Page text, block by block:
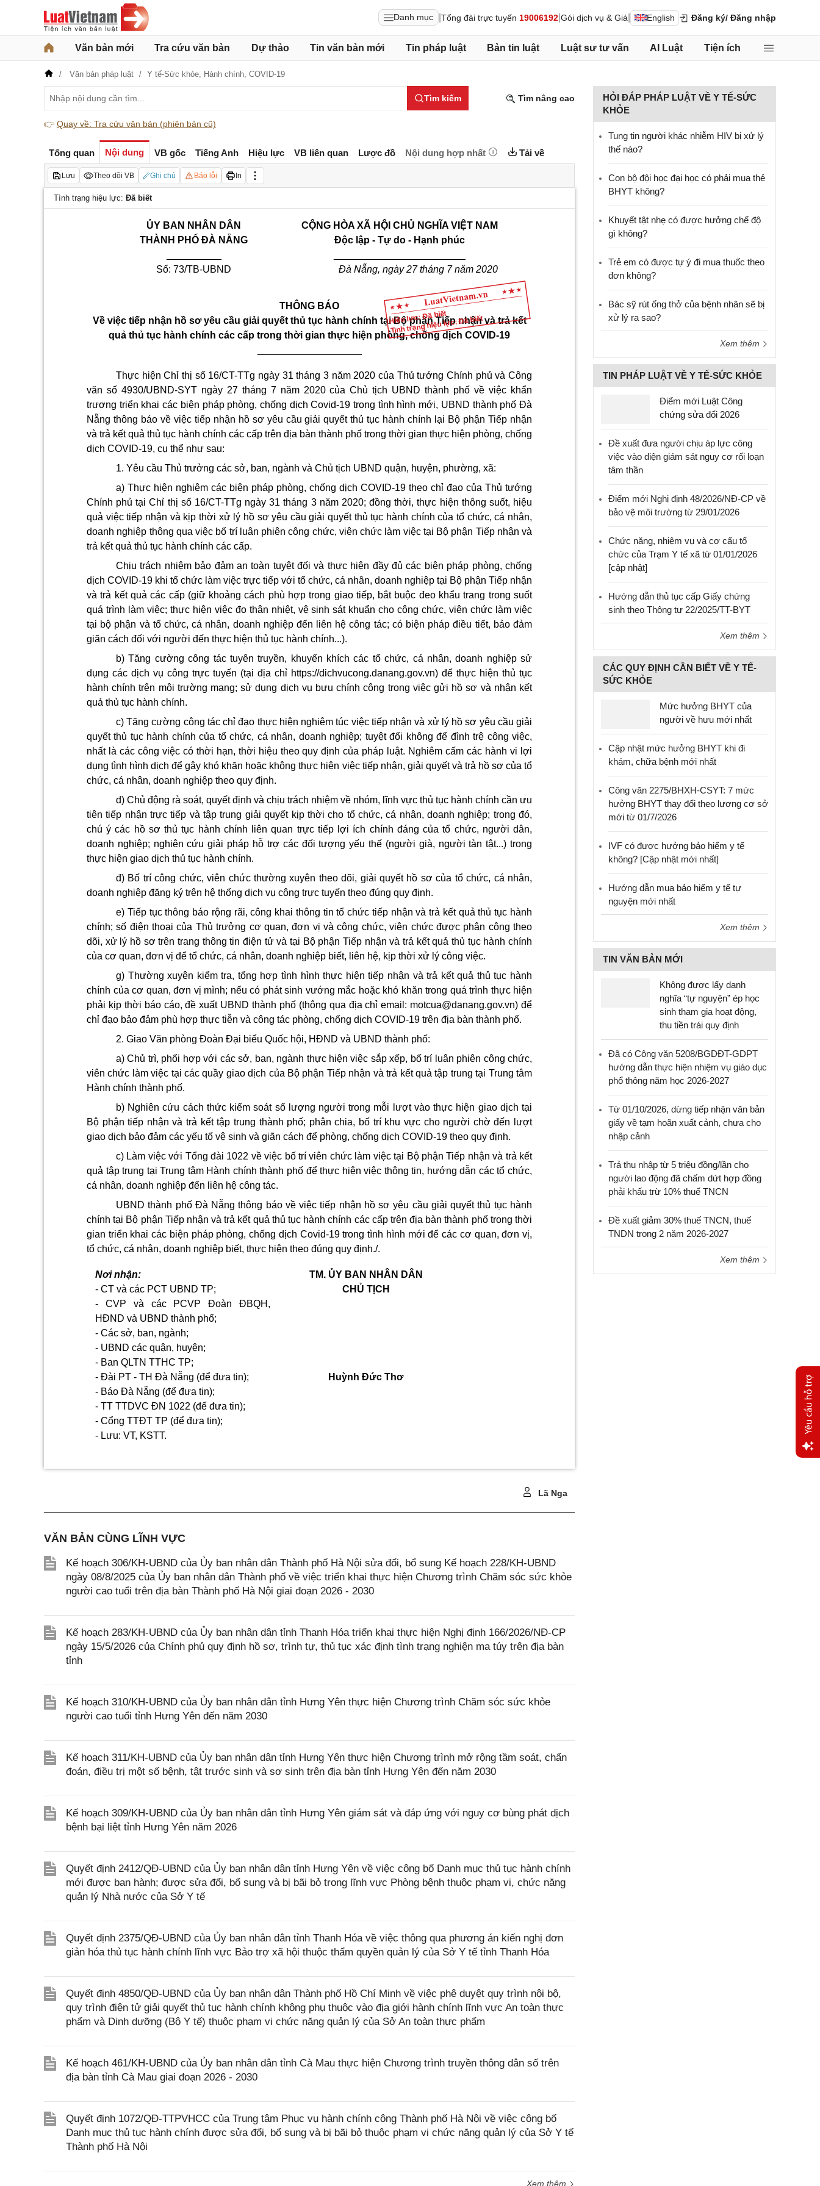
Danh mục Tổng đài trực tuyến 19006192 Gói dịch vụ & Giá English Đăng ký/ Đăng nhập
Văn bản mới Tra cứu văn bản Dự thảo Tin văn bản mới Tin pháp luật Bản tin luật Luật sư tư vấn AI Luật Tiện ích
Văn bản pháp luật Y tế-Sức khỏe, Hành chính, COVID-19
Tìm kiếm Tìm nâng cao
👉 Quay về: Tra cứu văn bản (phiên bản cũ)
Tổng quan Nội dung VB gốc Tiếng Anh Hiệu lực VB liên quan Lược đồ Nội dung hợp nhất Tải về
Lưu Theo dõi VB Ghi chú Báo lỗi In
Tình trạng hiệu lực: Đã biết
Hiệu lực: Đã biết
Tình trạng hiệu lực: Đã biết
ỦY BAN NHÂN DÂN
THÀNH PHỐ ĐÀ NẴNG
Số: 73/TB-UBND
CỘNG HÒA XÃ HỘI CHỦ NGHĨA VIỆT NAM
Độc lập - Tự do - Hạnh phúc
Đà Nẵng, ngày 27 tháng 7 năm 2020
THÔNG BÁO
Về việc tiếp nhận hồ sơ yêu cầu giải quyết thủ tục hành chính tại Bộ phận Tiếp nhận và trả kết
quả thủ tục hành chính các cấp trong thời gian thực hiện phòng, chống dịch COVID-19
Thực hiện Chỉ thị số 16/CT-TTg ngày 31 tháng 3 năm 2020 của Thủ tướng Chính phủ và Công
văn số 4930/UBND-SYT ngày 27 tháng 7 năm 2020 của Chủ tịch UBND thành phố về việc khẩn
trương triển khai các biện pháp phòng, chống dịch Covid-19 trong tình hình mới, UBND thành phố Đà
Nẵng thông báo về việc tiếp nhận hồ sơ yêu cầu giải quyết thủ tục hành chính lại Bộ phận Tiếp nhận
và trả kết quả thủ tục hành chính các cấp trên địa bàn thành phố trong thời gian thực hiện phòng, chống
dịch COVID-19, cụ thể như sau:
1. Yêu cầu Thủ trưởng các sở, ban, ngành và Chủ tịch UBND quận, huyện, phường, xã:
a) Thực hiện nghiêm các biện pháp phòng, chống dịch COVID-19 theo chỉ đạo của Thủ tướng
Chính phủ tại Chỉ thị số 16/CT-TTg ngày 31 tháng 3 năm 2020; đồng thời, thực hiện thông suốt, hiệu
quả việc tiếp nhận và kịp thời xử lý hồ sơ yêu cầu giải quyết thủ tục hành chính của tổ chức, cá nhân,
doanh nghiệp thông qua việc bố trí luân phiên công chức, viên chức làm việc tại Bộ phận Tiếp nhận và
trả kết quả thủ tục hành chính các cấp.
Chịu trách nhiệm bảo đảm an toàn tuyệt đối và thực hiện đầy đủ các biện pháp phòng, chống
dịch COVID-19 khi tổ chức làm việc trực tiếp với tổ chức, cá nhân, doanh nghiệp tại Bộ phận Tiếp nhận
và trả kết quả các cấp (giữ khoảng cách phù hợp trong giao tiếp, bắt buộc đeo khẩu trang trong suốt
quá trình làm việc; thực hiện việc đo thân nhiệt, vệ sinh sát khuẩn cho công chức, viên chức làm việc
tại bộ phận và tổ chức, cá nhân, doanh nghiệp đến liên hệ công tác; có biện pháp điều tiết, bảo đảm
giãn cách đối với người đến thực hiện thủ tục hành chính...).
b) Tăng cường công tác tuyên truyền, khuyến khích các tổ chức, cá nhân, doanh nghiệp sử
dụng các dịch vụ công trực tuyến (tại địa chỉ https://dichvucong.danang.gov.vn) để thực hiện thủ tục
hành chính trên môi trường mạng; sử dụng dịch vụ bưu chính công trong việc gửi hồ sơ và nhận kết
quả thủ tục hành chính.
c) Tăng cường công tác chỉ đạo thực hiện nghiêm túc việc tiếp nhận và xử lý hồ sơ yêu cầu giải
quyết thủ tục hành chính của tổ chức, cá nhân, doanh nghiệp; tuyệt đối không để đình trệ công việc,
nhất là các công việc có thời hạn, thời hiệu theo quy định của pháp luật. Nghiêm cấm các hành vi lợi
dụng tình hình dịch để gây khó khăn hoặc không thực hiện việc tiếp nhận, giải quyết và trả hồ sơ của tổ
chức, cá nhân, doanh nghiệp theo quy định.
d) Chủ động rà soát, quyết định và chịu trách nhiệm về nhóm, lĩnh vực thủ tục hành chính cần ưu
tiên tiếp nhận trực tiếp và tập trung giải quyết kịp thời cho tổ chức, cá nhân, doanh nghiệp; trong đó,
chú ý các hồ sơ thủ tục hành chính liên quan trực tiếp lợi ích chính đáng của tổ chức, người dân,
doanh nghiệp; nghiên cứu giải pháp hỗ trợ các đối tượng yếu thế (người già, người tàn tật...) trong
thực hiện giao dịch thủ tục hành chính.
đ) Bố trí công chức, viên chức thường xuyên theo dõi, giải quyết hồ sơ của tổ chức, cá nhân,
doanh nghiệp đăng ký trên hệ thống dịch vụ công trực tuyến theo đúng quy định.
e) Tiếp tục thông báo rộng rãi, công khai thông tin tổ chức tiếp nhận và trả kết quả thủ tục hành
chính; số điện thoại của Thủ trưởng cơ quan, đơn vị và công chức, viên chức được phân công theo
dõi, xử lý hồ sơ trên trang thông tin điện tử và tại Bộ phận Tiếp nhận và trả kết quả thủ tục hành chính
của cơ quan, đơn vị để tổ chức, cá nhân, doanh nghiệp biết, liên hệ, kịp thời xử lý công việc.
g) Thường xuyên kiểm tra, tổng hợp tình hình thực hiện tiếp nhận và trả kết quả thủ tục hành
chính của cơ quan, đơn vị mình; nếu có phát sinh vướng mắc hoặc khó khăn trong quá trình thực hiện
phải kịp thời báo cáo, đề xuất UBND thành phố (thông qua địa chỉemail: motcua@danang.gov.vn) để
chỉ đạo bảo đảm phù hợp thực tiễn và công tác phòng, chống dịch COVID-19 trên địa bàn thành phố.
2. Giao Văn phòng Đoàn Đại biểu Quốc hội, HĐND và UBND thành phố:
a) Chủ trì, phối hợp với các sở, ban, ngành thực hiện việc sắp xếp, bố trí luân phiên công chức,
viên chức làm việc tại các quầy giao dịch của Bộ phận Tiếp nhận và trả kết quả tập trung tại Trung tâm
Hành chính thành phố.
b) Nghiên cứu cách thức kiểm soát số lượng người trong mỗi lượt vào thực hiện giao dịch tại
Bộ phận tiếp nhận và trả kết tập trung thành phố; phân chia, bố trí khu vực cho người chờ đến lượt
giao dịch bảo đảm các yếu tố vệ sinh và giãn cách để phòng, chống dịch COVID-19 theo quy định.
c) Làm việc với Tổng đài 1022 về việc bố trí viên chức làm việc tại Bộ phận Tiếp nhận và trả kết
quả tập trung tại Trung tâm Hành chính thành phố để thực hiện việc thông tin, hướng dẫn các tổ chức,
cá nhân, doanh nghiệp đến liên hệ công tác.
UBND thành phố Đà Nẵng thông báo về việc tiếp nhận hồ sơ yêu cầu giải quyết thủ tục hành
chính tại Bộ phận Tiếp nhận và trả kết quả thủ tục hành chính các cấp trên địa bàn thành phố trong thời
gian triển khai các biện pháp phòng, chống dịch Covid-19 trong tình hình mới để các cơ quan, đơn vị,
tổ chức, cá nhân, doanh nghiệp biết, thực hiện theo đúng quy định./.
Nơi nhận:
- CT và các PCT UBND TP;
- CVP và các PCVP Đoàn ĐBQH,
HĐND và UBND thành phố;
- Các sở, ban, ngành;
- UBND các quận, huyện;
- BanQLTNTTHC TP;
- Đài PT-THĐà Nẵng (để đưa tin);
- Báo Đà Nẵng (để đưa tin);
- TTTTDVC ĐN 1022 (để đưa tin);
- Cổng TTĐT TP (để đưa tin);
- Lưu: VT, KSTT.
TM. ỦY BAN NHÂN DÂN
CHỦ TỊCH
Huỳnh Đức Thơ
Lã Nga
VĂN BẢN CÙNG LĨNH VỰC
Kế hoạch 306/KH-UBND của Ủy ban nhân dân Thành phố Hà Nội sửa đổi, bổ sung Kế hoạch 228/KH-UBND
ngày 08/8/2025 của Ủy ban nhân dân Thành phố về việc triển khai thực hiện Chương trình Chăm sóc sức khỏe
người cao tuổi trên địa bàn Thành phố Hà Nội giai đoạn 2026 - 2030
Kế hoạch 283/KH-UBND của Ủy ban nhân dân tỉnh Thanh Hóa triển khai thực hiện Nghị định 166/2026/NĐ-CP
ngày 15/5/2026 của Chính phủ quy định hồ sơ, trình tự, thủ tục xác định tình trạng nghiện ma túy trên địa bàn
tỉnh
Kế hoạch 310/KH-UBND của Ủy ban nhân dân tỉnh Hưng Yên thực hiện Chương trình Chăm sóc sức khỏe
người cao tuổi tỉnh Hưng Yên đến năm 2030
Kế hoạch 311/KH-UBND của Ủy ban nhân dân tỉnh Hưng Yên thực hiện Chương trình mở rộng tầm soát, chẩn
đoán, điều trị một số bệnh, tật trước sinh và sơ sinh trên địa bàn tỉnh Hưng Yên đến năm 2030
Kế hoạch 309/KH-UBND của Ủy ban nhân dân tỉnh Hưng Yên giám sát và đáp ứng với nguy cơ bùng phát dịch
bệnh bại liệt tỉnh Hưng Yên năm 2026
Quyết định 2412/QĐ-UBND của Ủy ban nhân dân tỉnh Hưng Yên về việc công bố Danh mục thủ tục hành chính
mới được ban hành; được sửa đổi, bổ sung và bị bãi bỏ trong lĩnh vực Phòng bệnh thuộc phạm vi, chức năng
quản lý Nhà nước của Sở Y tế
Quyết định 2375/QĐ-UBND của Ủy ban nhân dân tỉnh Thanh Hóa về việc thông qua phương án kiến nghị đơn
giản hóa thủ tục hành chính lĩnh vực Bảo trợ xã hội thuộc thẩm quyền quản lý của Sở Y tế tỉnh Thanh Hóa
Quyết định 4850/QĐ-UBND của Ủy ban nhân dân Thành phố Hồ Chí Minh về việc phê duyệt quy trình nội bộ,
quy trình điện tử giải quyết thủ tục hành chính không phụ thuộc vào địa giới hành chính lĩnh vực An toàn thực
phẩm và Dinh dưỡng (Bộ Y tế) thuộc phạm vi chức năng quản lý của Sở An toàn thực phẩm
Kế hoạch 461/KH-UBND của Ủy ban nhân dân tỉnh Cà Mau thực hiện Chương trình truyền thông dân số trên
địa bàn tỉnh Cà Mau giai đoạn 2026 - 2030
Quyết định 1072/QĐ-TTPVHCC của Trung tâm Phục vụ hành chính công Thành phố Hà Nội về việc công bố
Danh mục thủ tục hành chính được sửa đổi, bổ sung và bị bãi bỏ thuộc phạm vi chức năng quản lý của Sở Y tế
Thành phố Hà Nội
Xem thêm
HỎI ĐÁP PHÁP LUẬT VỀ Y TẾ-SỨC
KHỎE
Tung tin người khác nhiễm HIV bị xử lý
thế nào?
Con bộ đội học đại học có phải mua thẻ
BHYT không?
Khuyết tật nhẹ có được hưởng chế độ
gì không?
Trẻ em có được tự ý đi mua thuốc theo
đơn không?
Bác sỹ rút ống thở của bệnh nhân sẽ bị
xử lý ra sao?
Xem thêm
TIN PHÁP LUẬT VỀ Y TẾ-SỨC KHỎE
Điểm mới Luật Công
chứng sửa đổi 2026
Đề xuất đưa người chịu áp lực công
việc vào diện giám sát nguy cơ rối loạn
tâm thần
Điểm mới Nghị định 48/2026/NĐ-CP về
bảo vệ môi trường từ 29/01/2026
Chức năng, nhiệm vụ và cơ cấu tổ
chức của Trạm Y tế xã từ 01/01/2026
[cập nhật]
Hướng dẫn thủ tục cấp Giấy chứng
sinh theo Thông tư 22/2025/TT-BYT
Xem thêm
CÁC QUY ĐỊNH CẦN BIẾT VỀ Y TẾ-
SỨC KHỎE
Mức hưởng BHYT của
người về hưu mới nhất
Cập nhật mức hưởng BHYT khi đi
khám, chữa bệnh mới nhất
Công văn 2275/BHXH-CSYT: 7 mức
hưởng BHYT thay đổi theo lương cơ sở
mới từ 01/7/2026
IVF có được hưởng bảo hiểm y tế
không? [Cập nhật mới nhất]
Hướng dẫn mua bảo hiểm y tế tự
nguyện mới nhất
Xem thêm
TIN VĂN BẢN MỚI
Không được lấy danh
nghĩa “tự nguyện” ép học
sinh tham gia hoạt động,
thu tiền trái quy định
Đã có Công văn 5208/BGDĐT-GDPT
hướng dẫn thực hiện nhiệm vụ giáo dục
phổ thông năm học 2026-2027
Từ 01/10/2026, dừng tiếp nhận văn bản
giấy về tạm hoãn xuất cảnh, chưa cho
nhập cảnh
Trả thu nhập từ 5 triệu đồng/lần cho
người lao động đã chấm dứt hợp đồng
phải khấu trừ 10% thuế TNCN
Đề xuất giảm 30% thuế TNCN, thuế
TNDN trong 2 năm 2026-2027
Xem thêm